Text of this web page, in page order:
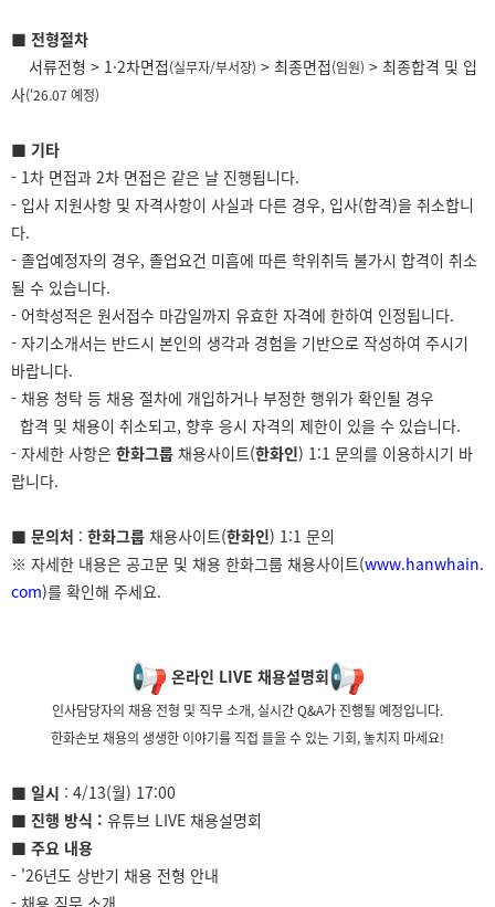
■ 전형절차
서류전형 > 1·2차면접(실무자/부서장) > 최종면접(임원) > 최종합격 및 입
사('26.07 예정)
■ 기타
- 1차 면접과 2차 면접은 같은 날 진행됩니다.
- 입사 지원사항 및 자격사항이 사실과 다른 경우, 입사(합격)을 취소합니
다.
- 졸업예정자의 경우, 졸업요건 미흡에 따른 학위취득 불가시 합격이 취소
될 수 있습니다.
- 어학성적은 원서접수 마감일까지 유효한 자격에 한하여 인정됩니다.
- 자기소개서는 반드시 본인의 생각과 경험을 기반으로 작성하여 주시기
바랍니다.
- 채용 청탁 등 채용 절차에 개입하거나 부정한 행위가 확인될 경우
합격 및 채용이 취소되고, 향후 응시 자격의 제한이 있을 수 있습니다.
- 자세한 사항은 한화그룹 채용사이트(한화인) 1:1 문의를 이용하시기 바
랍니다.
■ 문의처 : 한화그룹 채용사이트(한화인) 1:1 문의
※ 자세한 내용은 공고문 및 채용 한화그룹 채용사이트(www.hanwhain.
com)를 확인해 주세요.
온라인 LIVE 채용설명회
인사담당자의 채용 전형 및 직무 소개, 실시간 Q&A가 진행될 예정입니다.
한화손보 채용의 생생한 이야기를 직접 들을 수 있는 기회, 놓치지 마세요!
■ 일시 : 4/13(월) 17:00
■ 진행 방식 : 유튜브 LIVE 채용설명회
■ 주요 내용
- '26년도 상반기 채용 전형 안내
- 채용 직무 소개